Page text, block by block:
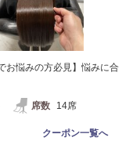
お悩みの方必見】悩みに合
席数 14席
クーポン一覧へ